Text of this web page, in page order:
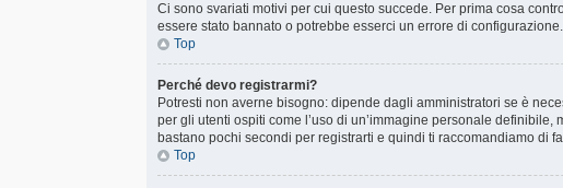
Ci sono svariati motivi per cui questo succede. Per prima cosa
essere stato bannato o potrebbe esserci un errore di configurazione.
Top
Perché devo registrarmi?
Potresti non averne bisogno: dipende dagli amministratori se è
per gli utenti ospiti come l’uso di un’immagine personale
bastano pochi secondi per registrarti e quindi ti raccomandiamo di
Top